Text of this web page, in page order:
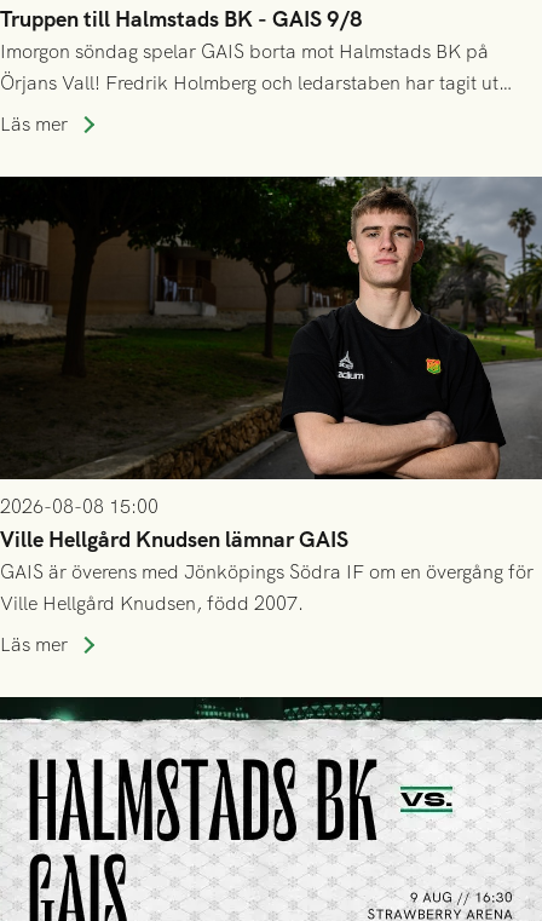
Truppen till Halmstads BK - GAIS 9/8
Imorgon söndag spelar GAIS borta mot Halmstads BK på
Örjans Vall! Fredrik Holmberg och ledarstaben har tagit ut
följande trupp till matchen:
Läs mer
2026-08-08 15:00
Ville Hellgård Knudsen lämnar GAIS
GAIS är överens med Jönköpings Södra IF om en övergång för
Ville Hellgård Knudsen, född 2007.
Läs mer